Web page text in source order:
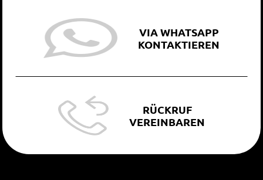
VIA WHATSAPP
KONTAKTIEREN
RÜCKRUF
VEREINBAREN